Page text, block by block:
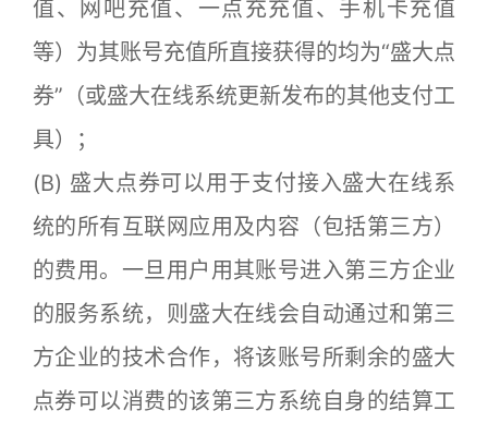
值、网吧充值、一点充充值、手机卡充值
等）为其账号充值所直接获得的均为“盛大点
券”（或盛大在线系统更新发布的其他支付工
具）；
(B) 盛大点券可以用于支付接入盛大在线系
统的所有互联网应用及内容（包括第三方）
的费用。一旦用户用其账号进入第三方企业
的服务系统，则盛大在线会自动通过和第三
方企业的技术合作，将该账号所剩余的盛大
点券可以消费的该第三方系统自身的结算工